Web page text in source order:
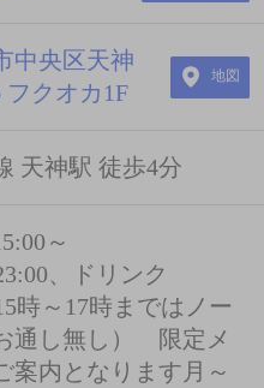
中央区天神
フクオカ1F
地図
天神駅 徒歩4分
～
、ドリンク
時～17時まではノー
通し無し） 限定メ
案内となります月～